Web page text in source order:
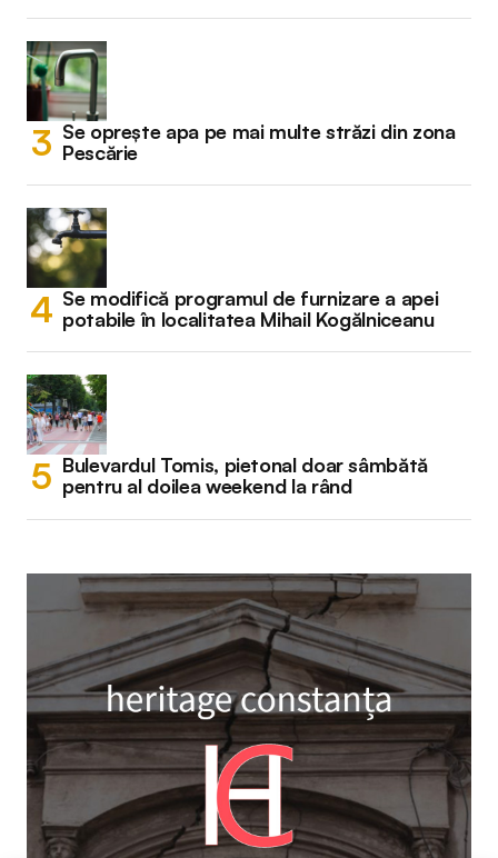
Se oprește apa pe mai multe străzi din zona
Pescărie
Se modifică programul de furnizare a apei
potabile în localitatea Mihail Kogălniceanu
Bulevardul Tomis, pietonal doar sâmbătă
pentru al doilea weekend la rând